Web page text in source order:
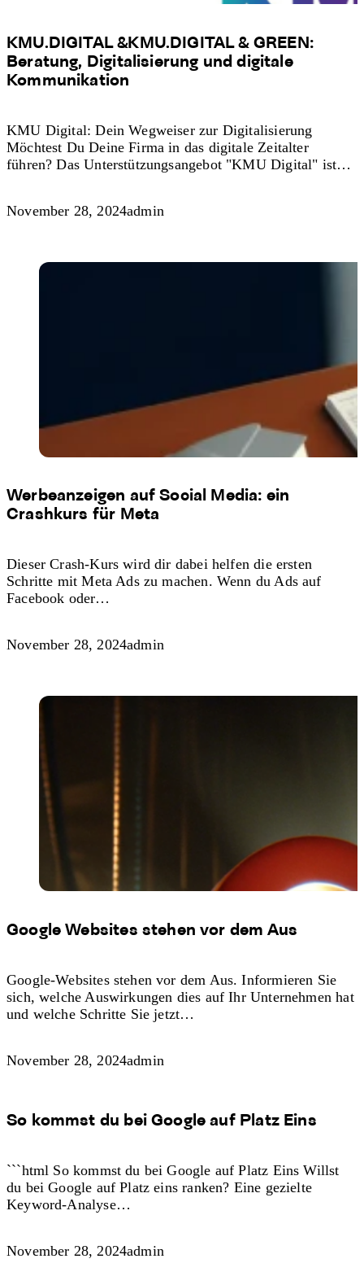
KMU.DIGITAL &KMU.DIGITAL & GREEN:
Beratung, Digitalisierung und digitale
Kommunikation
KMU Digital: Dein Wegweiser zur Digitalisierung
Möchtest Du Deine Firma in das digitale Zeitalter
führen? Das Unterstützungsangebot "KMU Digital" ist…
November 28, 2024admin
Werbeanzeigen auf Social Media: ein
Crashkurs für Meta
Dieser Crash-Kurs wird dir dabei helfen die ersten
Schritte mit Meta Ads zu machen. Wenn du Ads auf
Facebook oder…
November 28, 2024admin
Google Websites stehen vor dem Aus
Google-Websites stehen vor dem Aus. Informieren Sie
sich, welche Auswirkungen dies auf Ihr Unternehmen hat
und welche Schritte Sie jetzt…
November 28, 2024admin
So kommst du bei Google auf Platz Eins
```html So kommst du bei Google auf Platz Eins Willst
du bei Google auf Platz eins ranken? Eine gezielte
Keyword-Analyse…
November 28, 2024admin